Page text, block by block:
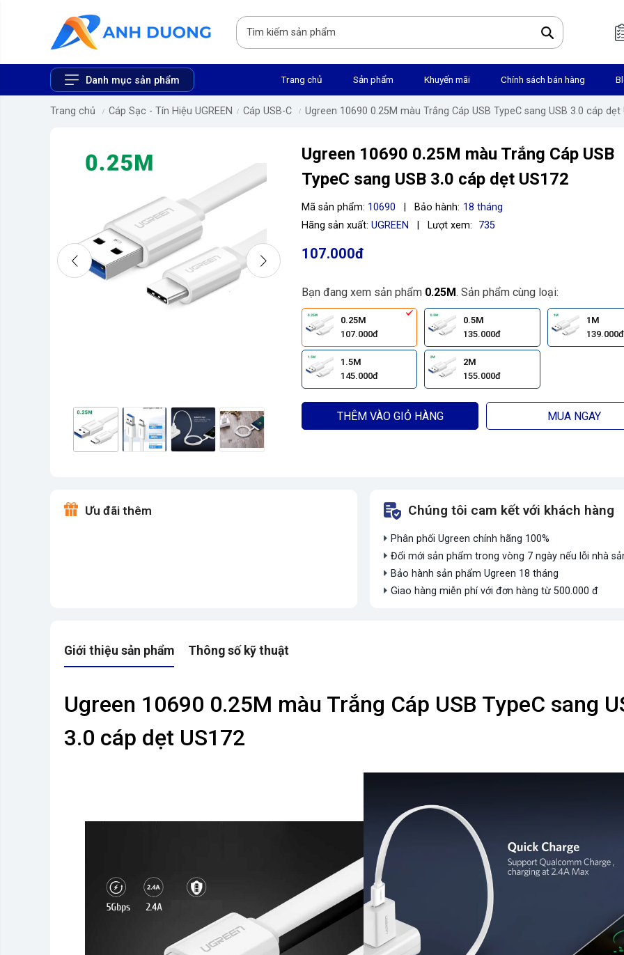
Danh mục sản phẩm Trang chủ Sản phẩm Khuyến mãi Chính sách bán hàng
Trang chủ Cáp Sạc - Tín Hiệu UGREEN Cáp USB-C Ugreen 10690 0.25M màu Trắng Cáp USB TypeC sang USB 3.0 cáp dẹt
Ugreen 10690 0.25M màu Trắng Cáp USB
TypeC sang USB 3.0 cáp dẹt US172
Mã sản phẩm: 10690 Bảo hành: 18 tháng
Hãng sản xuất: UGREEN Lượt xem: 735
107.000đ
Bạn đang xem sản phẩm 0.25M. Sản phẩm cùng loại:
0.25M
107.000đ
0.5M
135.000đ
1M
139.000đ
1.5M
145.000đ
2M
155.000đ
THÊM VÀO GIỎ HÀNG MUA NGAY
Ưu đãi thêm Chúng tôi cam kết với khách hàng
Phân phối Ugreen chính hãng 100%
Đổi mới sản phẩm trong vòng 7 ngày nếu lỗi nhà
Bảo hành sản phẩm Ugreen 18 tháng
Giao hàng miễn phí với đơn hàng từ 500.000 đ
Giới thiệu sản phẩm Thông số kỹ thuật
Ugreen 10690 0.25M màu Trắng Cáp USB TypeC sang
3.0 cáp dẹt US172